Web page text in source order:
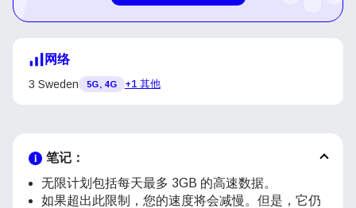
网络
3 Sweden 5G, 4G +1 其他
笔记：
无限计划包括每天最多 3GB 的高速数据。
如果超出此限制，您的速度将会减慢。但是，它仍